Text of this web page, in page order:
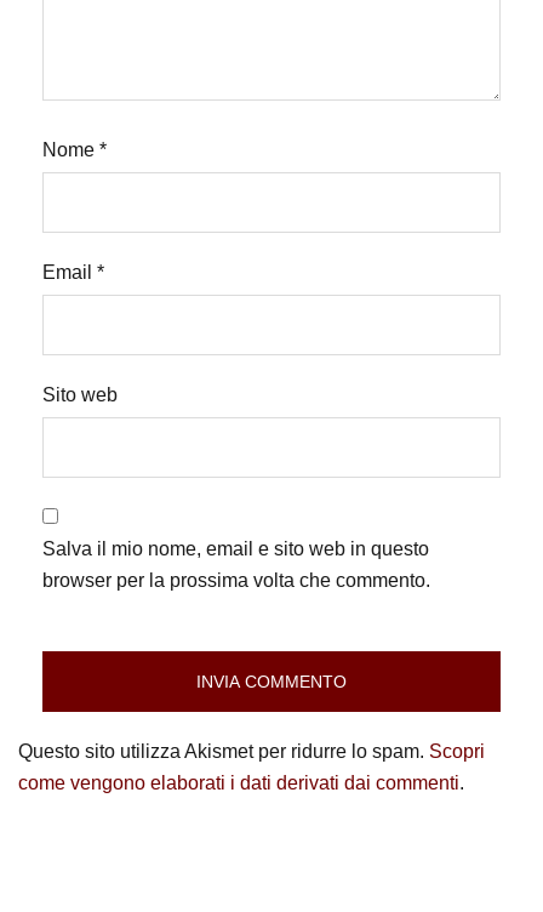
Nome *
Email *
Sito web
Salva il mio nome, email e sito web in questo
browser per la prossima volta che commento.
Questo sito utilizza Akismet per ridurre lo spam. Scopri
come vengono elaborati i dati derivati dai commenti.